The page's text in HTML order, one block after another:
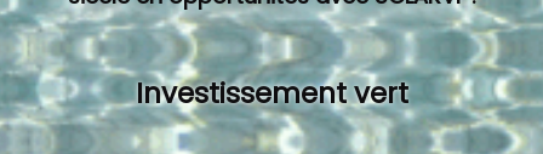
Investissement vert